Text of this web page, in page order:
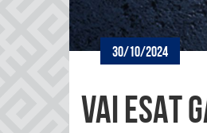
30/10/2024
VAI ESAT